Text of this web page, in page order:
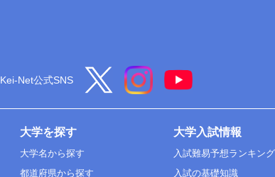
Kei-Net公式SNS
大学を探す
大学名から探す
都道府県から探す
大学入試情報
入試難易予想ランキン
入試の基礎知識